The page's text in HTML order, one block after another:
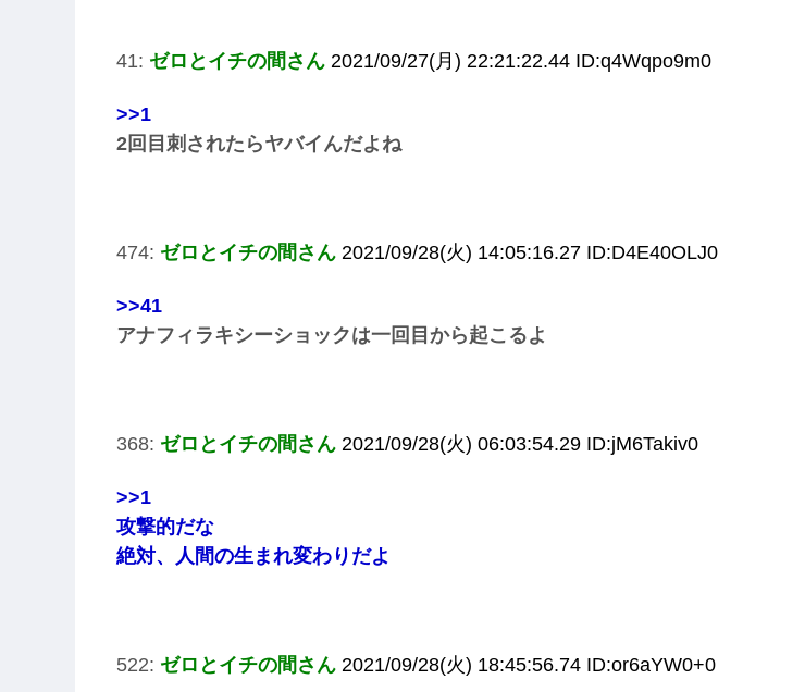
41: ゼロとイチの間さん 2021/09/27(月) 22:21:22.44 ID:q4Wqpo9m0
>>1
2回目刺されたらヤバイんだよね
474: ゼロとイチの間さん 2021/09/28(火) 14:05:16.27 ID:D4E40OLJ0
>>41
アナフィラキシーショックは一回目から起こるよ
368: ゼロとイチの間さん 2021/09/28(火) 06:03:54.29 ID:jM6Takiv0
>>1
攻撃的だな
絶対、人間の生まれ変わりだよ
522: ゼロとイチの間さん 2021/09/28(火) 18:45:56.74 ID:or6aYW0+0